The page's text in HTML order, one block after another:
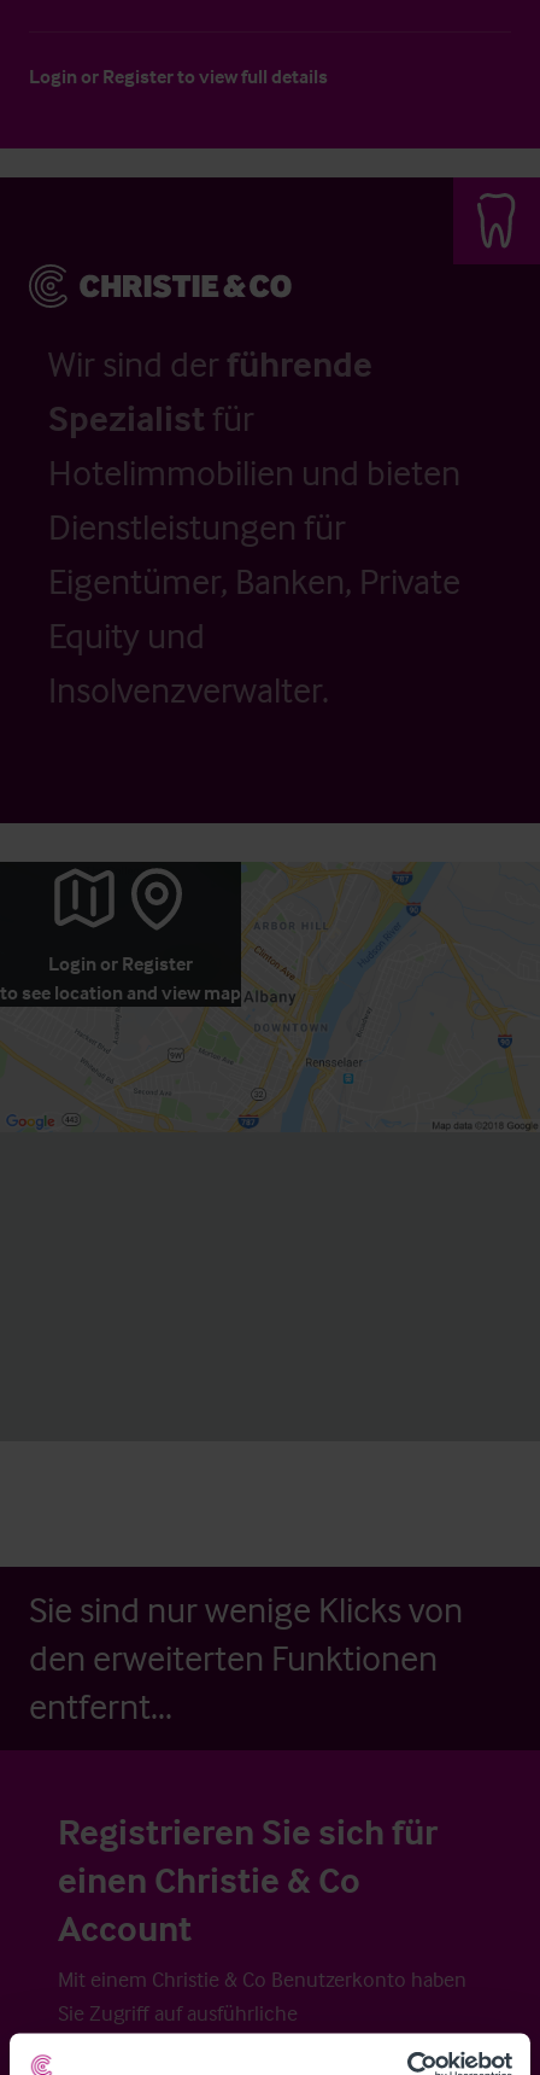
Login or Registerto view full details
Wir sind der führende
Spezialistfür
Hotelimmobilien und bieten
Dienstleistungen für
Eigentümer, Banken, Private
Equity und
Insolvenzverwalter.
Login or Register
to see location and view map
Sie sind nur wenige Klicks von
den erweiterten Funktionen
entfernt...
Registrieren Sie sich für
einen Christie & Co
Account
Mit einem Christie & Co Benutzerkonto haben
Sie Zugriff auf ausführliche
Veraufsinformationen, erweiterte Suche über